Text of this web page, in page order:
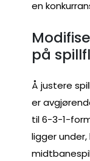
en
på
Å justere
er
til 6-3-1-
ligger